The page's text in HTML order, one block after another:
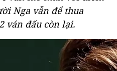
Nga vẫn để thua
ván đấu còn lại.